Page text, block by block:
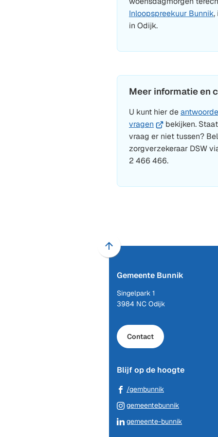
Inloopspreekuur Bunnik,
in Odijk.
Meer informatie en
U kunt hier de
vragen (Verwijst
naar
een
externe
bekijken.
vraag er niet tussen?
zorgverzekeraar DSW
2 466 466.
Scroll
boven
naar
het
de
paginainhoud
Gemeente Bunnik
Singelpark 1
3984 NC Odijk
Contact
Blijf op de hoogte
/gembunnik(Verwijst
naar
externe
gemeentebunnik(Verwijst
naar
gemeente-bunnik(Verwijst